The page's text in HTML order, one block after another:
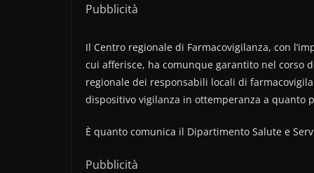
Pubblicità
Il Centro regionale di Farmacovigilanza, con
cui afferisce, ha comunque garantito nel corso
regionale dei responsabili locali di
dispositivo vigilanza in ottemperanza a quanto
È quanto comunica il Dipartimento Salute e
Pubblicità